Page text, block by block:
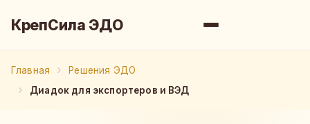
КрепСила ЭДО
Главная
Решения ЭДО
Диадок для экспортеров и ВЭД